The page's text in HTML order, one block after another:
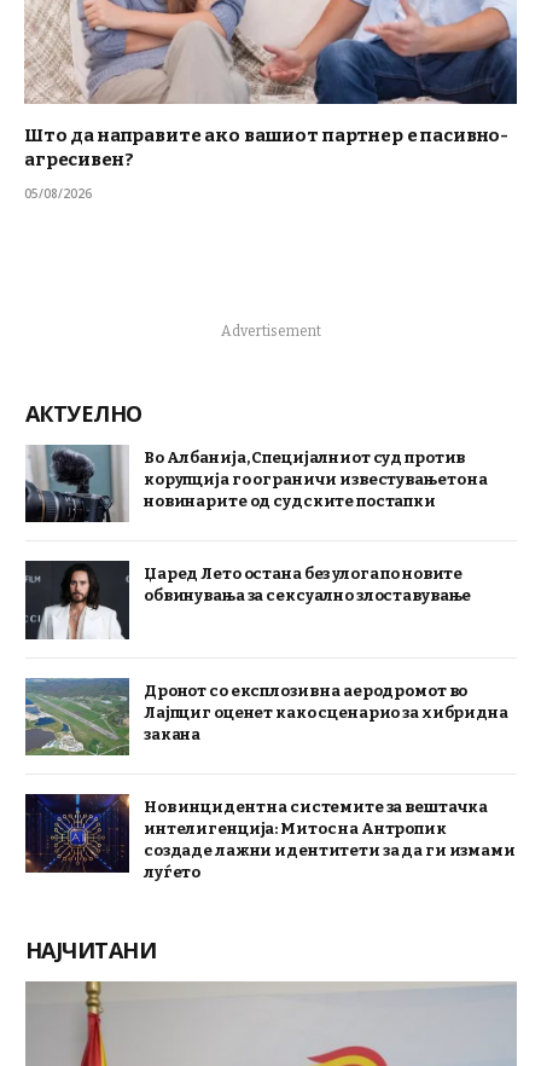
Што да направите ако вашиот партнер е пасивно-
агресивен?
05/08/2026
Advertisement
АКТУЕЛНО
Во Албанија, Специјалниот суд против
корупција го ограничи известувањето на
новинарите од судските постапки
Џаред Лето остана без улога по новите
обвинувања за сексуално злоставување
Дронот со експлозив на аеродромот во
Лајпциг оценет како сценарио за хибридна
закана
Нов инцидент на системите за вештачка
интелигенција: Митос на Антропик
создаде лажни идентитети за да ги измами
луѓето
НАЈЧИТАНИ